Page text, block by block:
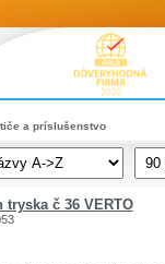
a príslušenstvo
tryska č 36 VERTO